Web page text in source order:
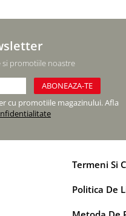
si promotiile noastre
cu promotiile magazinului. Afla
Termeni Si
Politica De